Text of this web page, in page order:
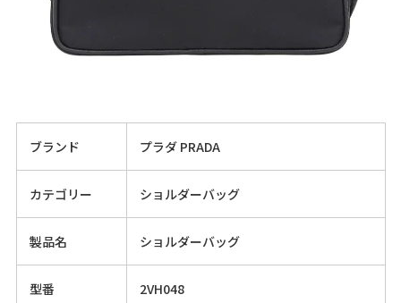
ブランド プラダ PRADA
カテゴリー ショルダーバッグ
製品名 ショルダーバッグ
型番 2VH048